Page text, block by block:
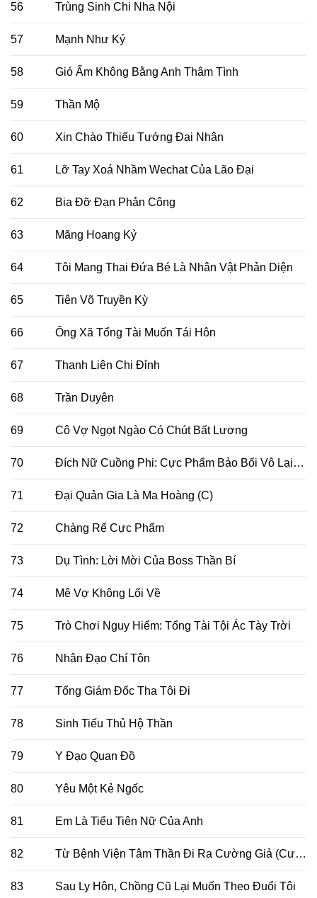
56 Trùng Sinh Chi Nha Nội
57 Mạnh Như Ký
58 Gió Ấm Không Bằng Anh Thâm Tình
59 Thần Mộ
60 Xin Chào Thiếu Tướng Đại Nhân
61 Lỡ Tay Xoá Nhầm Wechat Của Lão Đại
62 Bia Đỡ Đạn Phản Công
63 Mãng Hoang Kỷ
64 Tôi Mang Thai Đứa Bé Là Nhân Vật Phản Diện
65 Tiên Võ Truyền Kỳ
66 Ông Xã Tổng Tài Muốn Tái Hôn
67 Thanh Liên Chi Đỉnh
68 Trần Duyên
69 Cô Vợ Ngọt Ngào Có Chút Bất Lương
70 Đích Nữ Cuồng Phi: Cực Phẩm Bảo Bối Vô Lại Nương
71 Đại Quản Gia Là Ma Hoàng (C)
72 Chàng Rể Cực Phẩm
73 Dụ Tình: Lời Mời Của Boss Thần Bí
74 Mê Vợ Không Lối Về
75 Trò Chơi Nguy Hiểm: Tổng Tài Tội Ác Tày Trời
76 Nhân Đạo Chí Tôn
77 Tổng Giám Đốc Tha Tôi Đi
78 Sinh Tiếu Thủ Hộ Thần
79 Y Đạo Quan Đồ
80 Yêu Một Kẻ Ngốc
81 Em Là Tiểu Tiên Nữ Của Anh
82 Từ Bệnh Viện Tâm Thần Đi Ra Cường Giả (Cường Giả Đến Từ Trại Tâm Thần)
83 Sau Ly Hôn, Chồng Cũ Lại Muốn Theo Đuổi Tôi